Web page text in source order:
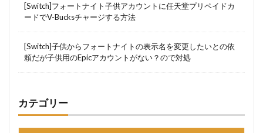
[Switch]フォートナイト子供アカウントに任天堂プリペイドカ
ードでV-Bucksチャージする方法
[Switch]子供からフォートナイトの表示名を変更したいとの依
頼だが子供用のEpicアカウントがない？ので対処
カテゴリー